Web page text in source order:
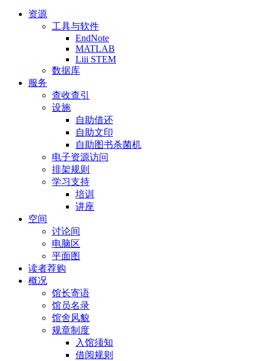
资源
工具与软件
EndNote
MATLAB
Liii STEM
数据库
服务
查收查引
设施
自助借还
自助文印
自助图书杀菌机
电子资源访问
排架规则
学习支持
培训
讲座
空间
讨论间
电脑区
平面图
读者荐购
概况
馆长寄语
馆员名录
馆舍风貌
规章制度
入馆须知
借阅规则